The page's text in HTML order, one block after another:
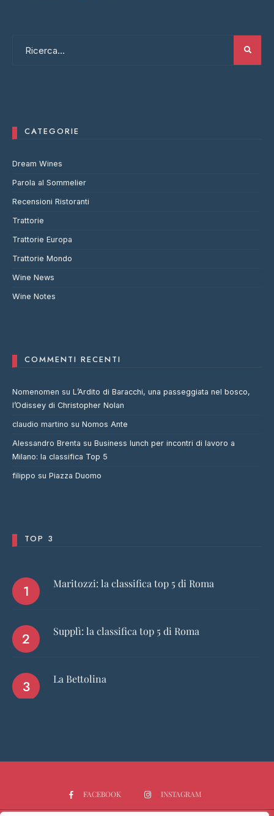
CATEGORIE
Dream Wines
Parola al Sommelier
Recensioni Ristoranti
Trattorie
Trattorie Europa
Trattorie Mondo
Wine News
Wine Notes
COMMENTI RECENTI
Nomenomen su L’Ardito di Baracchi, una passeggiata nel bosco,
l’Odissey di Christopher Nolan
claudio martino su Nomos Ante
Alessandro Brenta su Business lunch per incontri di lavoro a
Milano: la classifica Top 5
filippo su Piazza Duomo
TOP 3
Maritozzi: la classifica top 5 di Roma
Supplì: la classifica top 5 di Roma
La Bettolina
FACEBOOK INSTAGRAM